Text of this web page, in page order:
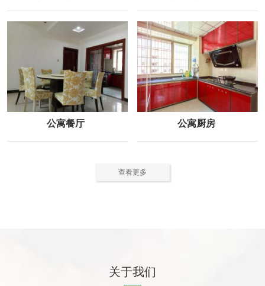
公寓餐厅 公寓厨房
查看更多
关于我们